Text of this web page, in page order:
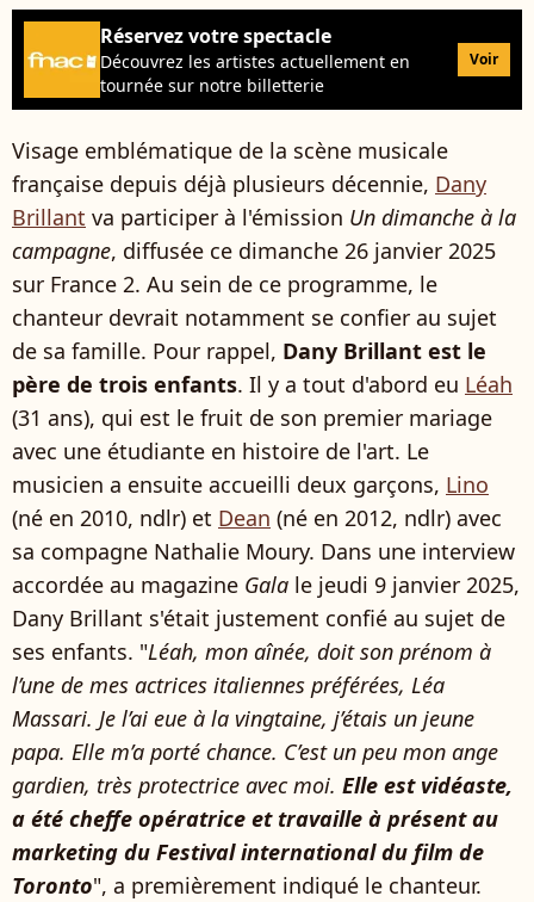
Réservez votre spectacle
Découvrez les artistes actuellement en
tournée sur notre billetterie
Voir
Visage emblématique de la scène musicale
française depuis déjà plusieurs décennie, Dany
Brillant va participer à l'émission Un dimanche à la
campagne, diffusée ce dimanche 26 janvier 2025
sur France 2. Au sein de ce programme, le
chanteur devrait notamment se confier au sujet
de sa famille. Pour rappel, Dany Brillant est le
père de trois enfants. Il y a tout d'abord eu Léah
(31 ans), qui est le fruit de son premier mariage
avec une étudiante en histoire de l'art. Le
musicien a ensuite accueilli deux garçons, Lino
(né en 2010, ndlr) et Dean (né en 2012, ndlr) avec
sa compagne Nathalie Moury. Dans une interview
accordée au magazine Gala le jeudi 9 janvier 2025,
Dany Brillant s'était justement confié au sujet de
ses enfants. "Léah, mon aînée, doit son prénom à
l’une de mes actrices italiennes préférées, Léa
Massari. Je l’ai eue à la vingtaine, j’étais un jeune
papa. Elle m’a porté chance. C’est un peu mon ange
gardien, très protectrice avec moi. Elle est vidéaste,
a été cheffe opératrice et travaille à présent au
marketing du Festival international du film de
Toronto", a premièrement indiqué le chanteur.